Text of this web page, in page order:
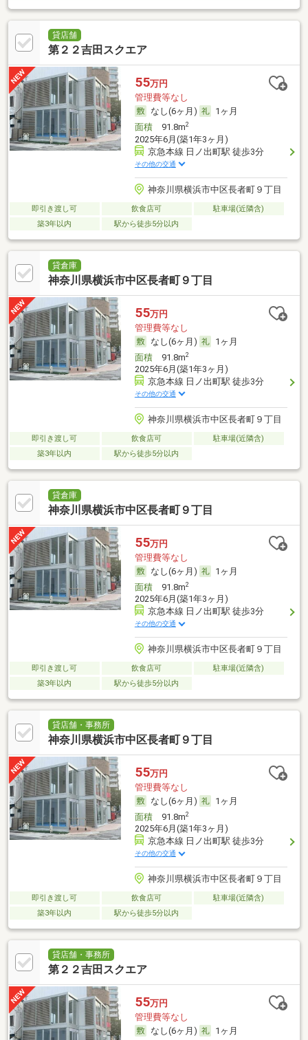
貸店舗
第２２吉田スクエア
55万円
管理費等なし
なし(6ヶ月)
1ヶ月
面積91.8m2
2025年6月(築1年3ヶ月)
京急本線 日ノ出町駅 徒歩3分
その他の交通
神奈川県横浜市中区長者町９丁目
即引き渡し可 飲食店可
駐車場(近隣含)
築3年以内
駅から徒歩5分以内
貸倉庫
神奈川県横浜市中区長者町９丁目
55万円
管理費等なし
なし(6ヶ月)
1ヶ月
面積91.8m2
2025年6月(築1年3ヶ月)
京急本線 日ノ出町駅 徒歩3分
その他の交通
神奈川県横浜市中区長者町９丁目
即引き渡し可 飲食店可
駐車場(近隣含)
築3年以内
駅から徒歩5分以内
貸倉庫
神奈川県横浜市中区長者町９丁目
55万円
管理費等なし
なし(6ヶ月)
1ヶ月
面積91.8m2
2025年6月(築1年3ヶ月)
京急本線 日ノ出町駅 徒歩3分
その他の交通
神奈川県横浜市中区長者町９丁目
即引き渡し可 飲食店可
駐車場(近隣含)
築3年以内
駅から徒歩5分以内
貸店舗・事務所
神奈川県横浜市中区長者町９丁目
55万円
管理費等なし
なし(6ヶ月)
1ヶ月
面積91.8m2
2025年6月(築1年3ヶ月)
京急本線 日ノ出町駅 徒歩3分
その他の交通
神奈川県横浜市中区長者町９丁目
即引き渡し可 飲食店可
駐車場(近隣含)
築3年以内
駅から徒歩5分以内
貸店舗・事務所
第２２吉田スクエア
55万円
管理費等なし
なし(6ヶ月)
1ヶ月